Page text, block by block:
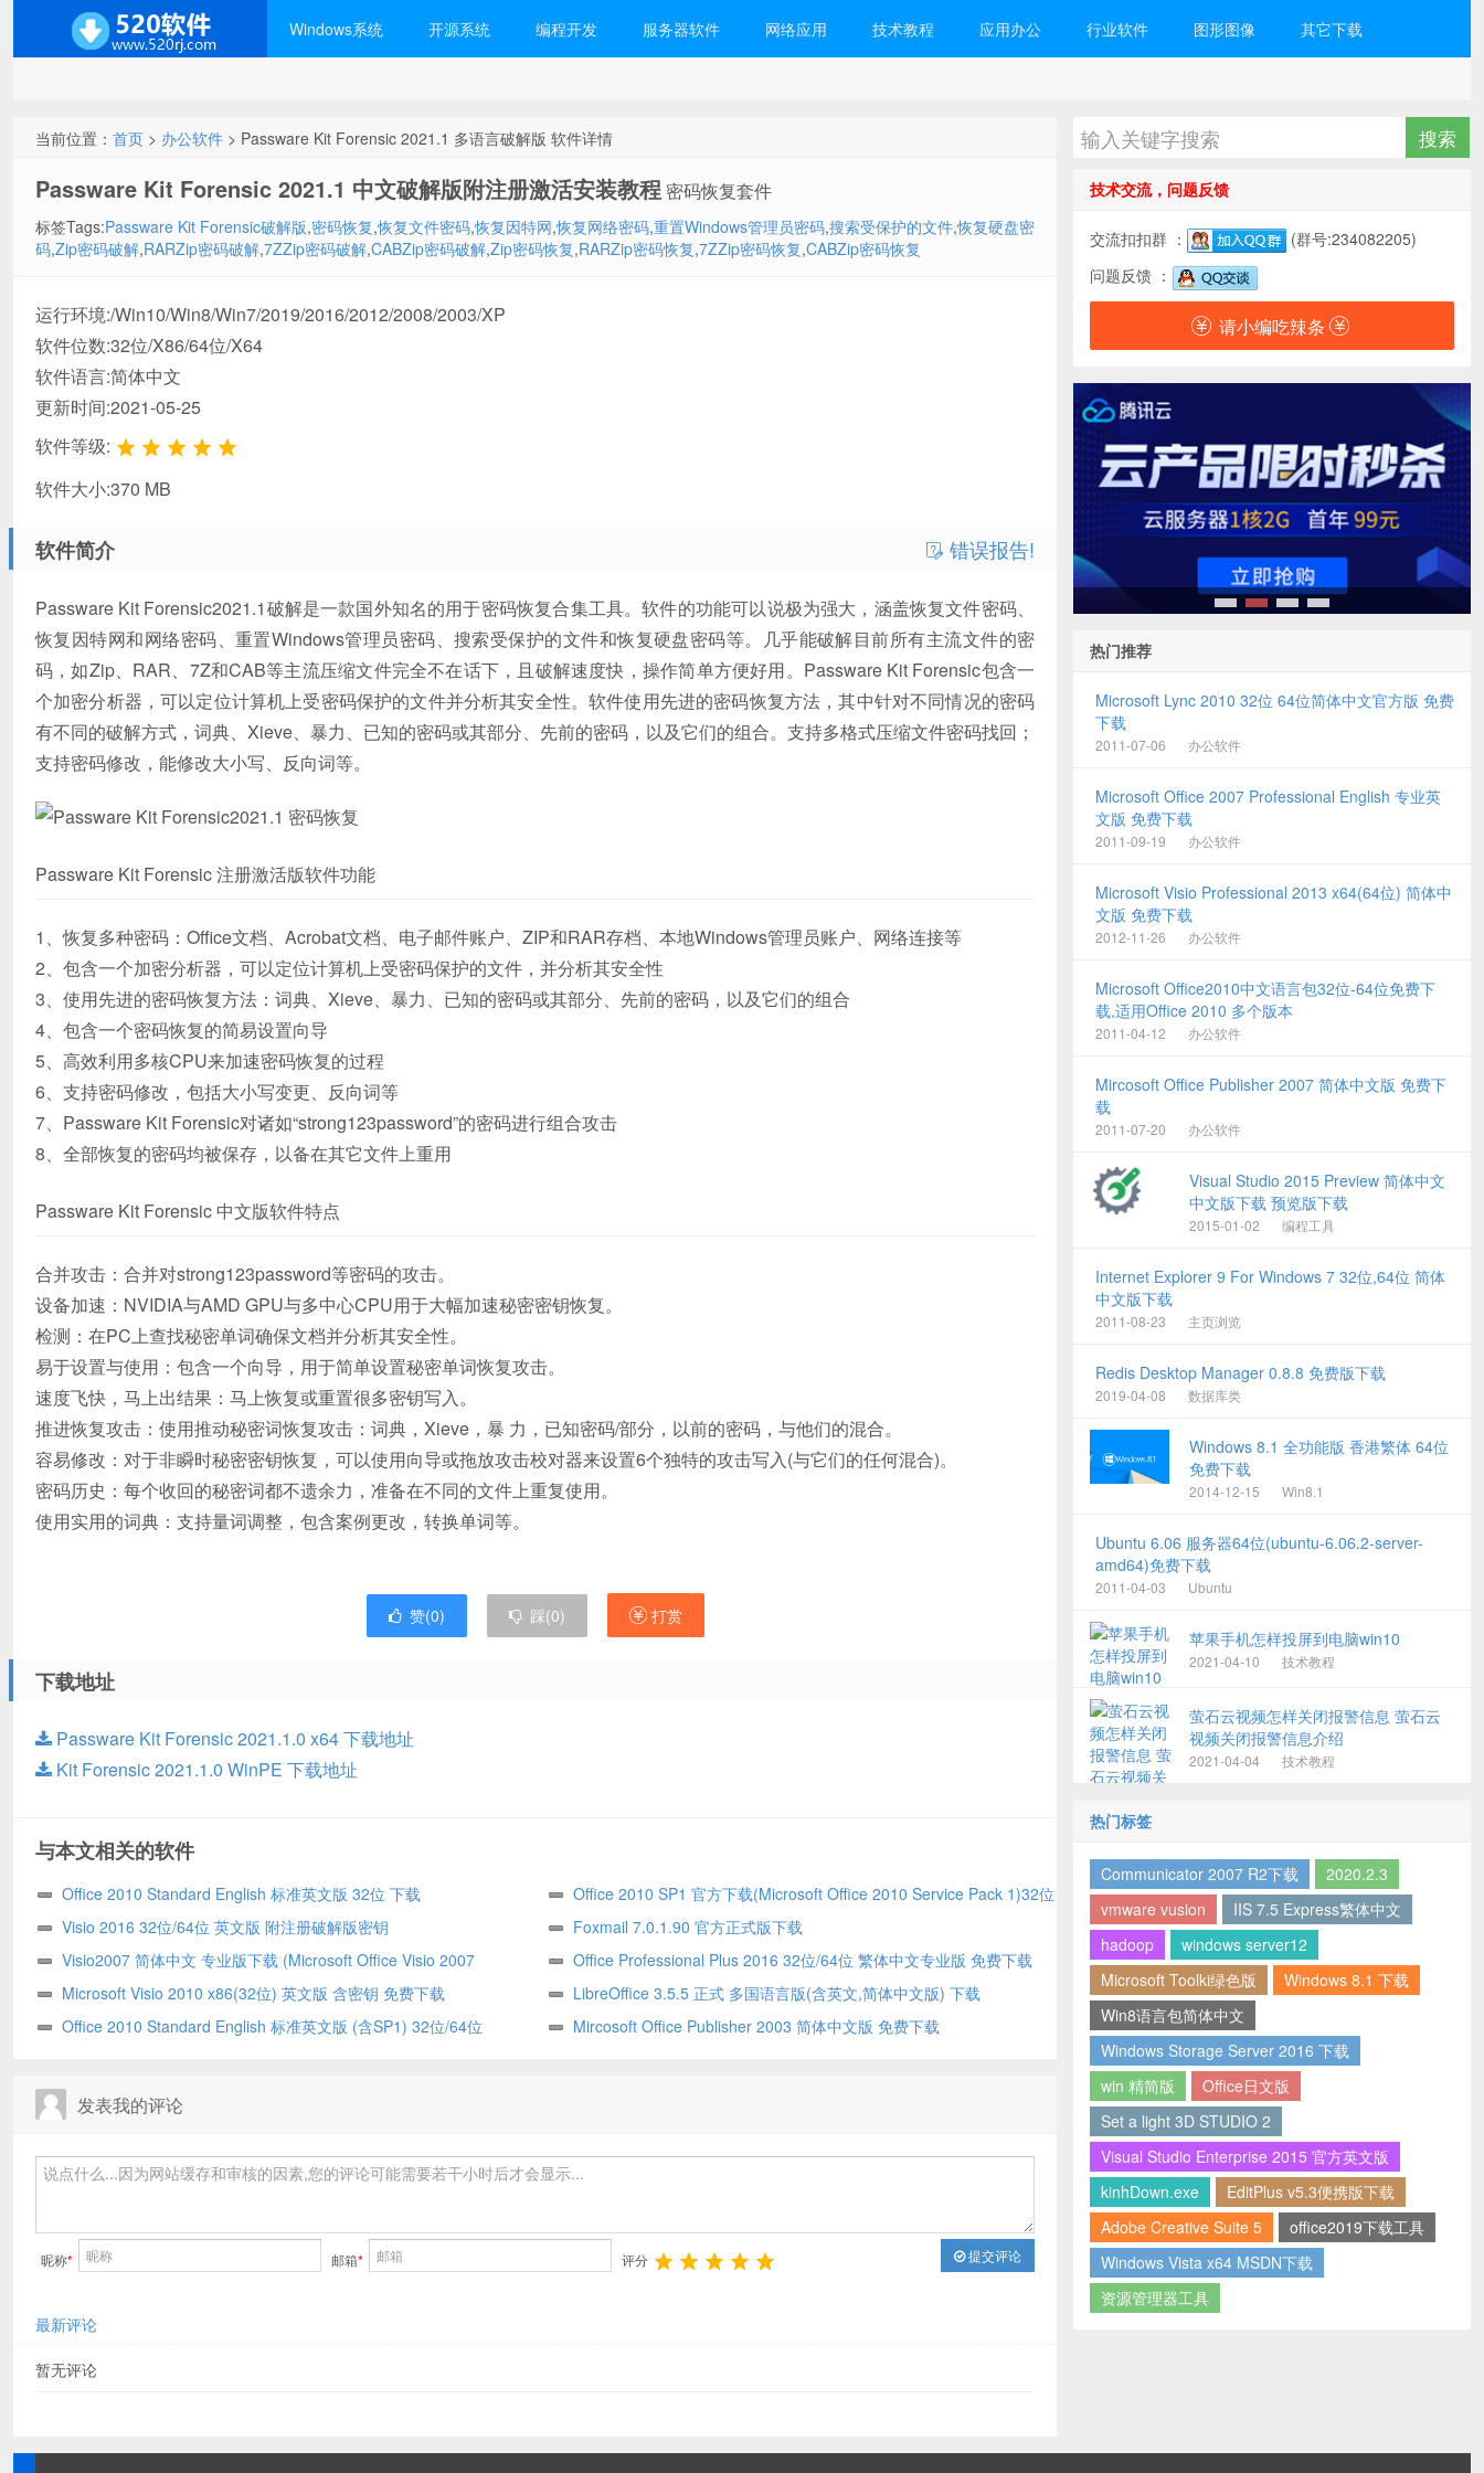
Windows系统 开源系统 编程开发 服务器软件 网络应用 技术教程 应用办公 行业软件 图形图像 其它下载
当前位置： 首页 > 办公软件 > Passware Kit Forensic 2021.1 多语言破解版 软件详情
Passware Kit Forensic 2021.1 中文破解版附注册激活安装教程 密码恢复套件
标签Tags:Passware Kit Forensic破解版,密码恢复,恢复文件密码,恢复因特网,恢复网络密码,重置Windows管理员密码,搜索受保护的文件,恢复硬盘密
码,Zip密码破解,RARZip密码破解,7ZZip密码破解,CABZip密码破解,Zip密码恢复,RARZip密码恢复,7ZZip密码恢复,CABZip密码恢复
运行环境:/Win10/Win8/Win7/2019/2016/2012/2008/2003/XP
软件位数:32位/X86/64位/X64
软件语言:简体中文
更新时间:2021-05-25
软件等级:
软件大小:370 MB
软件简介 错误报告!
Passware Kit Forensic2021.1破解是一款国外知名的用于密码恢复合集工具。软件的功能可以说极为强大，涵盖恢复文件密码、
恢复因特网和网络密码、重置Windows管理员密码、搜索受保护的文件和恢复硬盘密码等。几乎能破解目前所有主流文件的密
码，如Zip、RAR、7Z和CAB等主流压缩文件完全不在话下，且破解速度快，操作简单方便好用。Passware Kit Forensic包含一
个加密分析器，可以定位计算机上受密码保护的文件并分析其安全性。软件使用先进的密码恢复方法，其中针对不同情况的密码
有不同的破解方式，词典、Xieve、暴力、已知的密码或其部分、先前的密码，以及它们的组合。支持多格式压缩文件密码找回；
支持密码修改，能修改大小写、反向词等。
Passware Kit Forensic 注册激活版软件功能
1、恢复多种密码：Office文档、Acrobat文档、电子邮件账户、ZIP和RAR存档、本地Windows管理员账户、网络连接等
2、包含一个加密分析器，可以定位计算机上受密码保护的文件，并分析其安全性
3、使用先进的密码恢复方法：词典、Xieve、暴力、已知的密码或其部分、先前的密码，以及它们的组合
4、包含一个密码恢复的简易设置向导
5、高效利用多核CPU来加速密码恢复的过程
6、支持密码修改，包括大小写变更、反向词等
7、Passware Kit Forensic对诸如“strong123password”的密码进行组合攻击
8、全部恢复的密码均被保存，以备在其它文件上重用
Passware Kit Forensic 中文版软件特点
合并攻击：合并对strong123password等密码的攻击。
设备加速：NVIDIA与AMD GPU与多中心CPU用于大幅加速秘密密钥恢复。
检测：在PC上查找秘密单词确保文档并分析其安全性。
易于设置与使用：包含一个向导，用于简单设置秘密单词恢复攻击。
速度飞快，马上出结果：马上恢复或重置很多密钥写入。
推进恢复攻击：使用推动秘密词恢复攻击：词典，Xieve，暴 力，已知密码/部分，以前的密码，与他们的混合。
容易修改：对于非瞬时秘密密钥恢复，可以使用向导或拖放攻击校对器来设置6个独特的攻击写入(与它们的任何混合)。
密码历史：每个收回的秘密词都不遗余力，准备在不同的文件上重复使用。
使用实用的词典：支持量词调整，包含案例更改，转换单词等。
赞(0) 踩(0) 打赏
下载地址
Passware Kit Forensic 2021.1.0 x64 下载地址
Kit Forensic 2021.1.0 WinPE 下载地址
与本文相关的软件
Office 2010 Standard English 标准英文版 32位 下载
Office 2010 SP1 官方下载(Microsoft Office 2010 Service Pack 1)32位
64位免费下载
Visio 2016 32位/64位 英文版 附注册破解版密钥
Foxmail 7.0.1.90 官方正式版下载
Visio2007 简体中文 专业版下载 (Microsoft Office Visio 2007
Professional )下载
Office Professional Plus 2016 32位/64位 繁体中文专业版 免费下载
Microsoft Visio 2010 x86(32位) 英文版 含密钥 免费下载
LibreOffice 3.5.5 正式 多国语言版(含英文,简体中文版) 下载
Office 2010 Standard English 标准英文版 (含SP1) 32位/64位
Mircosoft Office Publisher 2003 简体中文版 免费下载
发表我的评论
昵称* 邮箱* 评分 提交评论
最新评论
暂无评论
技术交流，问题反馈
交流扣扣群 ：
(群号:234082205)
问题反馈 ：
请小编吃辣条
热门推荐
Microsoft Lync 2010 32位 64位简体中文官方版 免费
下载
2011-07-06 办公软件
Microsoft Office 2007 Professional English 专业英
文版 免费下载
2011-09-19 办公软件
Microsoft Visio Professional 2013 x64(64位) 简体中
文版 免费下载
2012-11-26 办公软件
Microsoft Office2010中文语言包32位-64位免费下
载,适用Office 2010 多个版本
2011-04-12 办公软件
Mircosoft Office Publisher 2007 简体中文版 免费下
载
2011-07-20 办公软件
Visual Studio 2015 Preview 简体中文
中文版下载 预览版下载
2015-01-02 编程工具
Internet Explorer 9 For Windows 7 32位,64位 简体
中文版下载
2011-08-23 主页浏览
Redis Desktop Manager 0.8.8 免费版下载
2019-04-08 数据库类
Windows 8.1 全功能版 香港繁体 64位
免费下载
2014-12-15 Win8.1
Ubuntu 6.06 服务器64位(ubuntu-6.06.2-server-
amd64)免费下载
2011-04-03 Ubuntu
苹果手机怎样投屏到电脑win10
2021-04-10 技术教程
萤石云视频怎样关闭报警信息 萤石云
视频关闭报警信息介绍
2021-04-04 技术教程
热门标签
Communicator 2007 R2下载
2020.2.3
vmware vusion
IIS 7.5 Express繁体中文
hadoop
windows server12
Microsoft Toolki绿色版
Windows 8.1 下载
Win8语言包简体中文
Windows Storage Server 2016 下载
win 精简版
Office日文版
Set a light 3D STUDIO 2
Visual Studio Enterprise 2015 官方英文版
kinhDown.exe
EditPlus v5.3便携版下载
Adobe Creative Suite 5
office2019下载工具
Windows Vista x64 MSDN下载
资源管理器工具